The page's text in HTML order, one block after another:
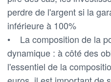
perdre de l'argent si la
inférieure à 100%
• La composition de la
dynamique : à côté des
l'essentiel de la